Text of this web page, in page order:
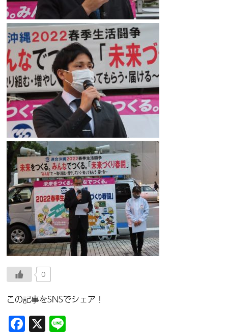
0
この記事をSNSでシェア！
Facebook
X